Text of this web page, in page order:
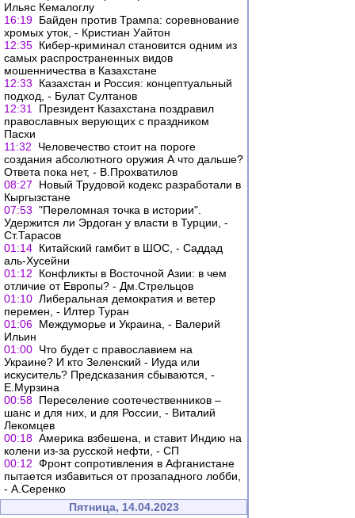
Ильяс Кемалоглу
16:19 Байден против Трампа: соревнование
хромых уток, - Кристиан Уайтон
12:35 Кибер-криминал становится одним из
самых распространенных видов
мошенничества в Казахстане
12:33
Казахстан и Россия: концептуальный
подход, - Булат Султанов
12:31
Президент Казахстана поздравил
православных верующих с праздником
Пасхи
11:32
Человечество стоит на пороге
создания абсолютного оружия А что дальше?
Ответа пока нет, - В.Прохватилов
08:27
Новый Трудовой кодекс разработали в
Кыргызстане
07:53 "Переломная точка в истории".
Удержится ли Эрдоган у власти в Турции, -
Ст.Тарасов
01:14 Китайский гамбит в ШОС, - Саддад
аль-Хусейни
01:12
Конфликты в Восточной Азии: в чем
отличие от Европы? - Дм.Стрельцов
01:10 Либеральная демократия и ветер
перемен, - Илтер Туран
01:06 Междуморье и Украина, - Валерий
Ильин
01:00 Что будет с православием на
Украине? И кто Зеленский - Иуда или
искуситель? Предсказания сбываются, -
Е.Мурзина
00:58 Переселение соотечественников –
шанс и для них, и для России, - Виталий
Лекомцев
00:18 Америка взбешена, и ставит Индию на
колени из-за русской нефти, - СП
00:12 Фронт сопротивления в Афганистане
пытается избавиться от прозападного лобби,
- А.Серенко
Пятница, 14.04.2023